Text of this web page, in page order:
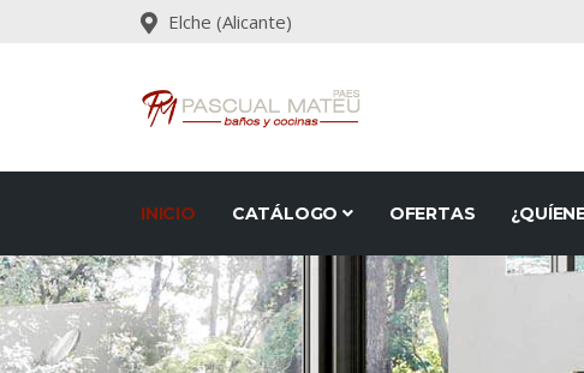
Elche (Alicante)
INICIO CATÁLOGO OFERTAS